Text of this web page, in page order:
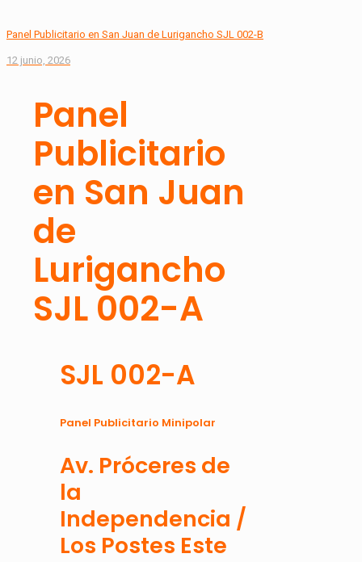
Panel Publicitario en San Juan de Lurigancho SJL 002-B
12 junio, 2026
Panel
Publicitario
en San Juan
de
Lurigancho
SJL 002-A
SJL 002-A
Panel Publicitario Minipolar
Av. Próceres de
la
Independencia /
Los Postes Este